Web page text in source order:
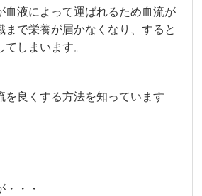
血液によって運ばれるため血流が
まで栄養が届かなくなり、すると
しまいます。
を良くする方法を知っています
・・・